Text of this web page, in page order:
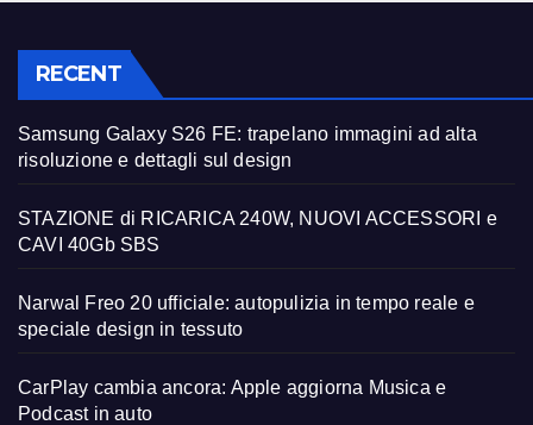
RECENT
Samsung Galaxy S26 FE: trapelano immagini ad alta
risoluzione e dettagli sul design
STAZIONE di RICARICA 240W, NUOVI ACCESSORI e
CAVI 40Gb SBS
Narwal Freo 20 ufficiale: autopulizia in tempo reale e
speciale design in tessuto
CarPlay cambia ancora: Apple aggiorna Musica e
Podcast in auto